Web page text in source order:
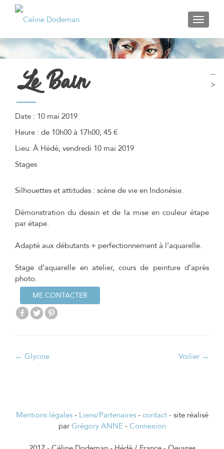
Le Bain
Date : 10 mai 2019
Heure : de 10h00 à 17h00, 45 €
Lieu: À Hédé, vendredi 10 mai 2019
Stages
Silhouettes et attitudes : scène de vie en Indonésie.
Démonstration du dessin et de la mise en couleur étape
par étape.
Adapté aux débutants + perfectionnement à l’aquarelle.
Stage d’aquarelle en atelier, cours de peinture d’après
photo.
ME CONTACTER
Navigation
← Glycine Voilier →
--
>
Mentions légales- Liens/Partenaires- contact- site réalisé
par Grégory ANNE- Connexion